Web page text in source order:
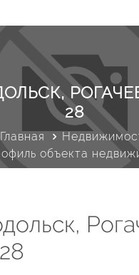
28
Главная
объекта